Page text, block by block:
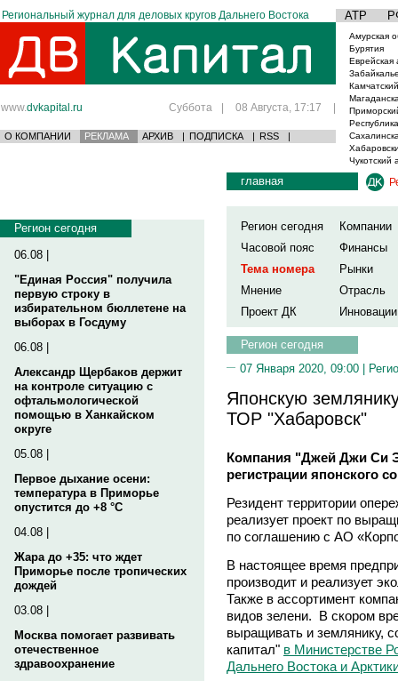
Региональный журнал для деловых кругов Дальнего Востока АТР
www.dvkapital.ru Суббота | 08 Августа, 17:17 |
О КОМПАНИИ РЕКЛАМА АРХИВ | ПОДПИСКА | RSS |
Амурская
Бурятия
Еврейская
Чукотский
Регион сегодня
06.08 |
"Единая Россия" получила
первую строку в
избирательном бюллетене на
выборах в Госдуму
06.08 |
Александр Щербаков держит
на контроле ситуацию с
офтальмологической
помощью в Ханкайском
округе
05.08 |
Первое дыхание осени:
температура в Приморье
опустится до +8 °C
04.08 |
Жара до +35: что ждет
Приморье после тропических
дождей
03.08 |
Москва помогает развивать
отечественное
здравоохранение
главная
Регион сегодня
Компании
Часовой пояс
Финансы
Тема номера
Рынки
Мнение
Отрасль
Проект ДК
Инновации
Регион сегодня
07 Января 2020, 09:00 |
Японскую
ТОР "Хабаровск"
Компания "Джей Джи Си
регистрации японского
Резидент территории
реализует проект по
по соглашению с АО
В настоящее время
производит и реализует
Также в ассортимент
видов зелени. В скором
выращивать и землянику,
капитал" в Министерстве
Дальнего Востока и